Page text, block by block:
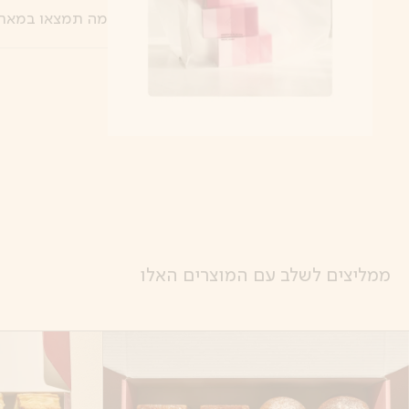
מה תמצאו
ממליצים לשלב עם המוצרים האלו